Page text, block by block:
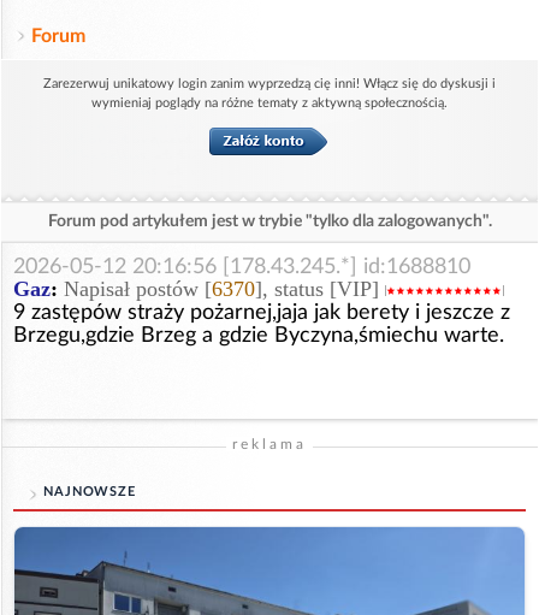
Forum
Zarezerwuj unikatowy login zanim wyprzedzą cię inni! Włącz się do dyskusji i
wymieniaj poglądy na różne tematy z aktywną społecznością.
Forum pod artykułem jest w trybie "tylko dla zalogowanych".
2026-05-12 20:16:56 [178.43.245.*] id:1688810
Gaz: Napisał postów [6370], status [VIP]
9 zastępów straży pożarnej,jaja jak berety i jeszcze z
Brzegu,gdzie Brzeg a gdzie Byczyna,śmiechu warte.
reklama
NAJNOWSZE